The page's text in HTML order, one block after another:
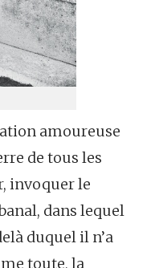
amoureuse
de tous les
invoquer le
dans lequel
duquel il n’a
toute, la